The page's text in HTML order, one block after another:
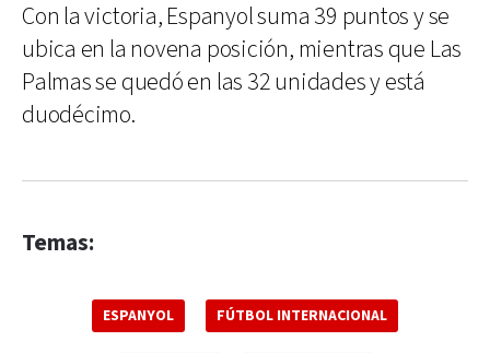
Con la victoria, Espanyol suma 39 puntos y se
ubica en la novena posición, mientras que Las
Palmas se quedó en las 32 unidades y está
duodécimo.
Temas:
ESPANYOL FÚTBOL INTERNACIONAL